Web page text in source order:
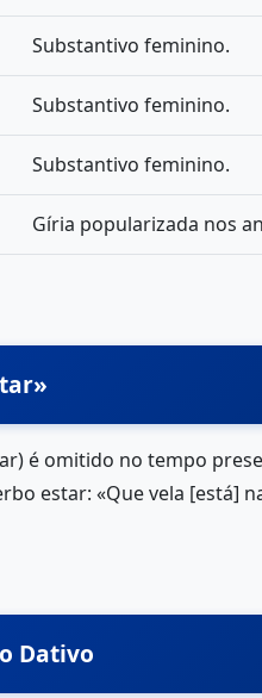
Substantivo feminino.
Substantivo feminino.
Substantivo feminino.
Gíria popularizada nos
é omitido no tempo
estar: «Que vela [está]
Dativo